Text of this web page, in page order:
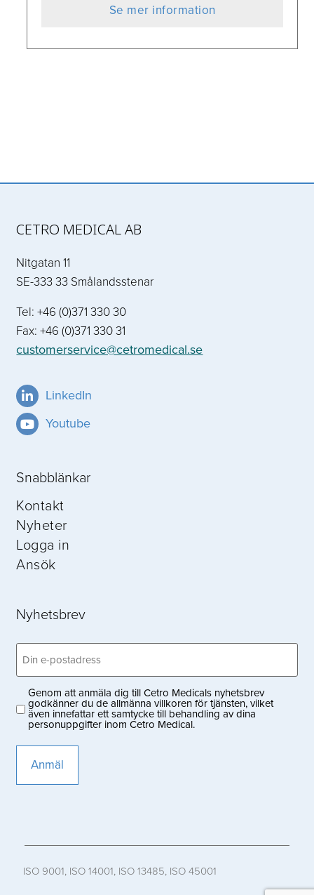
Se mer information
CETRO MEDICAL AB
Nitgatan 11
SE-333 33 Smålandsstenar
Tel: +46 (0)371 330 30
Fax: +46 (0)371 330 31
customerservice@cetromedical.se
LinkedIn
Youtube
Snabblänkar
Kontakt
Nyheter
Logga in
Ansök
Nyhetsbrev
Email
(Obligatoriskt)
Privacy
(Obligatoriskt)
Genom att anmäla dig till Cetro Medicals nyhetsbrev
godkänner du de allmänna villkoren för tjänsten, vilket
även innefattar ett samtycke till behandling av dina
personuppgifter inom Cetro Medical.
ISO 9001, ISO 14001, ISO 13485, ISO 45001